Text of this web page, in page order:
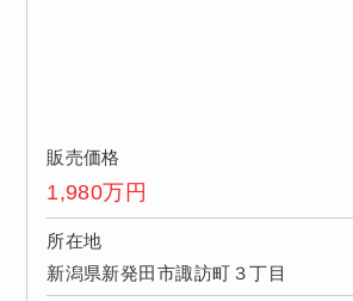
販売価格
1,980万円
所在地
新潟県新発田市諏訪町３丁目